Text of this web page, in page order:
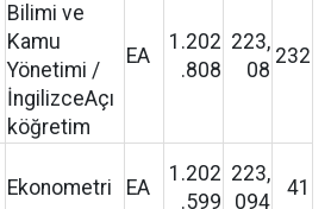
Bilimi ve
Kamu
Yönetimi /
İngilizceAçı
köğretim
EA
1.202
.808
223,
08
232
Ekonometri EA
1.202
.599
223,
094
41